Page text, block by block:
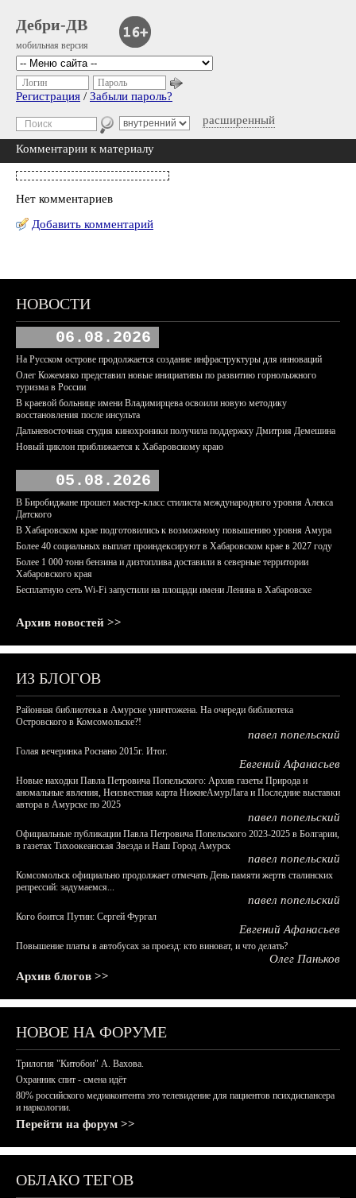
Дебри-ДВ
мобильная версия
расширенный
Логин Пароль
Регистрация / Забыли пароль?
Комментарии к материалу
Нет комментариев
Добавить комментарий
НОВОСТИ
06.08.2026
На Русском острове продолжается создание инфраструктуры для инноваций
Олег Кожемяко представил новые инициативы по развитию горнолыжного
туризма в России
В краевой больнице имени Владимирцева освоили новую методику
восстановления после инсульта
Дальневосточная студия кинохроники получила поддержку Дмитрия Демешина
Новый циклон приближается к Хабаровскому краю
05.08.2026
В Биробиджане прошел мастер-класс стилиста международного уровня Алекса
Датского
В Хабаровском крае подготовились к возможному повышению уровня Амура
Более 40 социальных выплат проиндексируют в Хабаровском крае в 2027 году
Более 1 000 тонн бензина и дизтоплива доставили в северные территории
Хабаровского края
Бесплатную сеть Wi-Fi запустили на площади имени Ленина в Хабаровске
Архив новостей >>
ИЗ БЛОГОВ
Районная библиотека в Амурске уничтожена. На очереди библиотека
Островского в Комсомольске?!
павел попельский
Голая вечеринка Роснано 2015г. Итог.
Евгений Афанасьев
Новые находки Павла Петровича Попельского: Архив газеты Природа и
аномальные явления, Неизвестная карта НижнеАмурЛага и Последние выставки
автора в Амурске по 2025
павел попельский
Официальные публикации Павла Петровича Попельского 2023-2025 в Болгарии,
в газетах Тихоокеанская Звезда и Наш Город Амурск
павел попельский
Комсомольск официально продолжает отмечать День памяти жертв сталинских
репрессий: задумаемся...
павел попельский
Кого боится Путин: Сергей Фургал
Евгений Афанасьев
Повышение платы в автобусах за проезд: кто виноват, и что делать?
Олег Паньков
Архив блогов >>
НОВОЕ НА ФОРУМЕ
Трилогия "Китобои" А. Вахова.
Охранник спит - смена идёт
80% российского медиаконтента это телевидение для пациентов психдиспансера
и наркологии.
Перейти на форум >>
ОБЛАКО ТЕГОВ